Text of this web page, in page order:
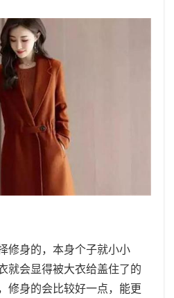
修身的，本身个子就小小
就会显得被大衣给盖住了的
修身的会比较好一点，能更